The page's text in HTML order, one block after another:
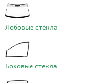
Лобовые стекла
Боковые стекла